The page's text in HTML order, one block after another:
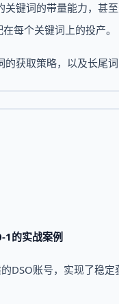
键词的带量能力，甚
每个关键词上的投产。
的获取策略，以及长
1的实战案例
DSO账号，实现了稳